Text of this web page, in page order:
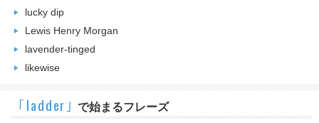
lucky dip
Lewis Henry Morgan
lavender-tinged
likewise
｢ladder｣ で始まるフレーズ